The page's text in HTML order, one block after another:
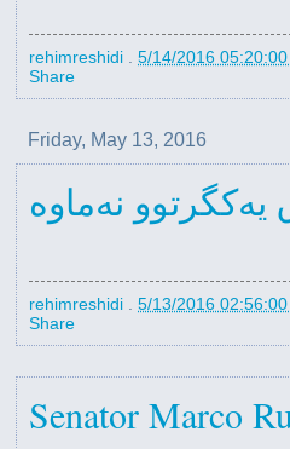
rehimreshidi 5/14/2016 05:20:00
Share
Friday, May 13, 2016
نەماوە
rehimreshidi 5/13/2016 02:56:00
Share
Senator Marco